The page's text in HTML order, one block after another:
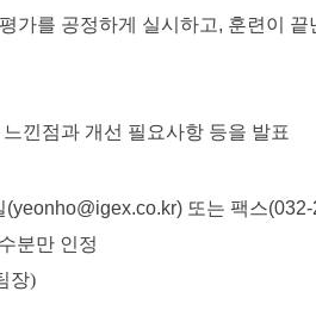
를 공정하게 실시하고, 훈련이 끝
점과 개선 필요사항 등을 발표
또는 팩스
분만 인정
장)